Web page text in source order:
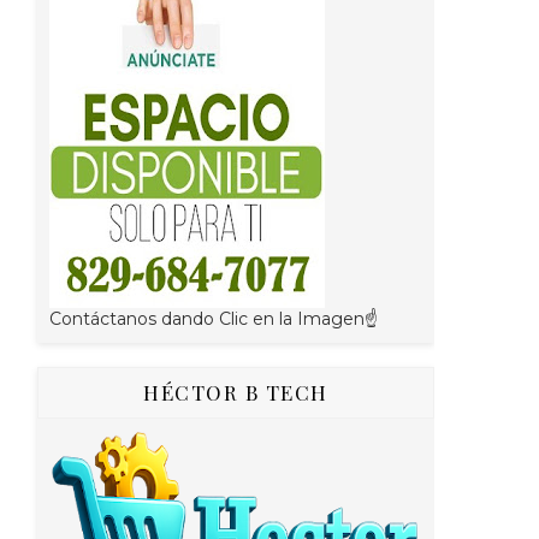
Contáctanos dando Clic en la Imagen☝
HÉCTOR B TECH